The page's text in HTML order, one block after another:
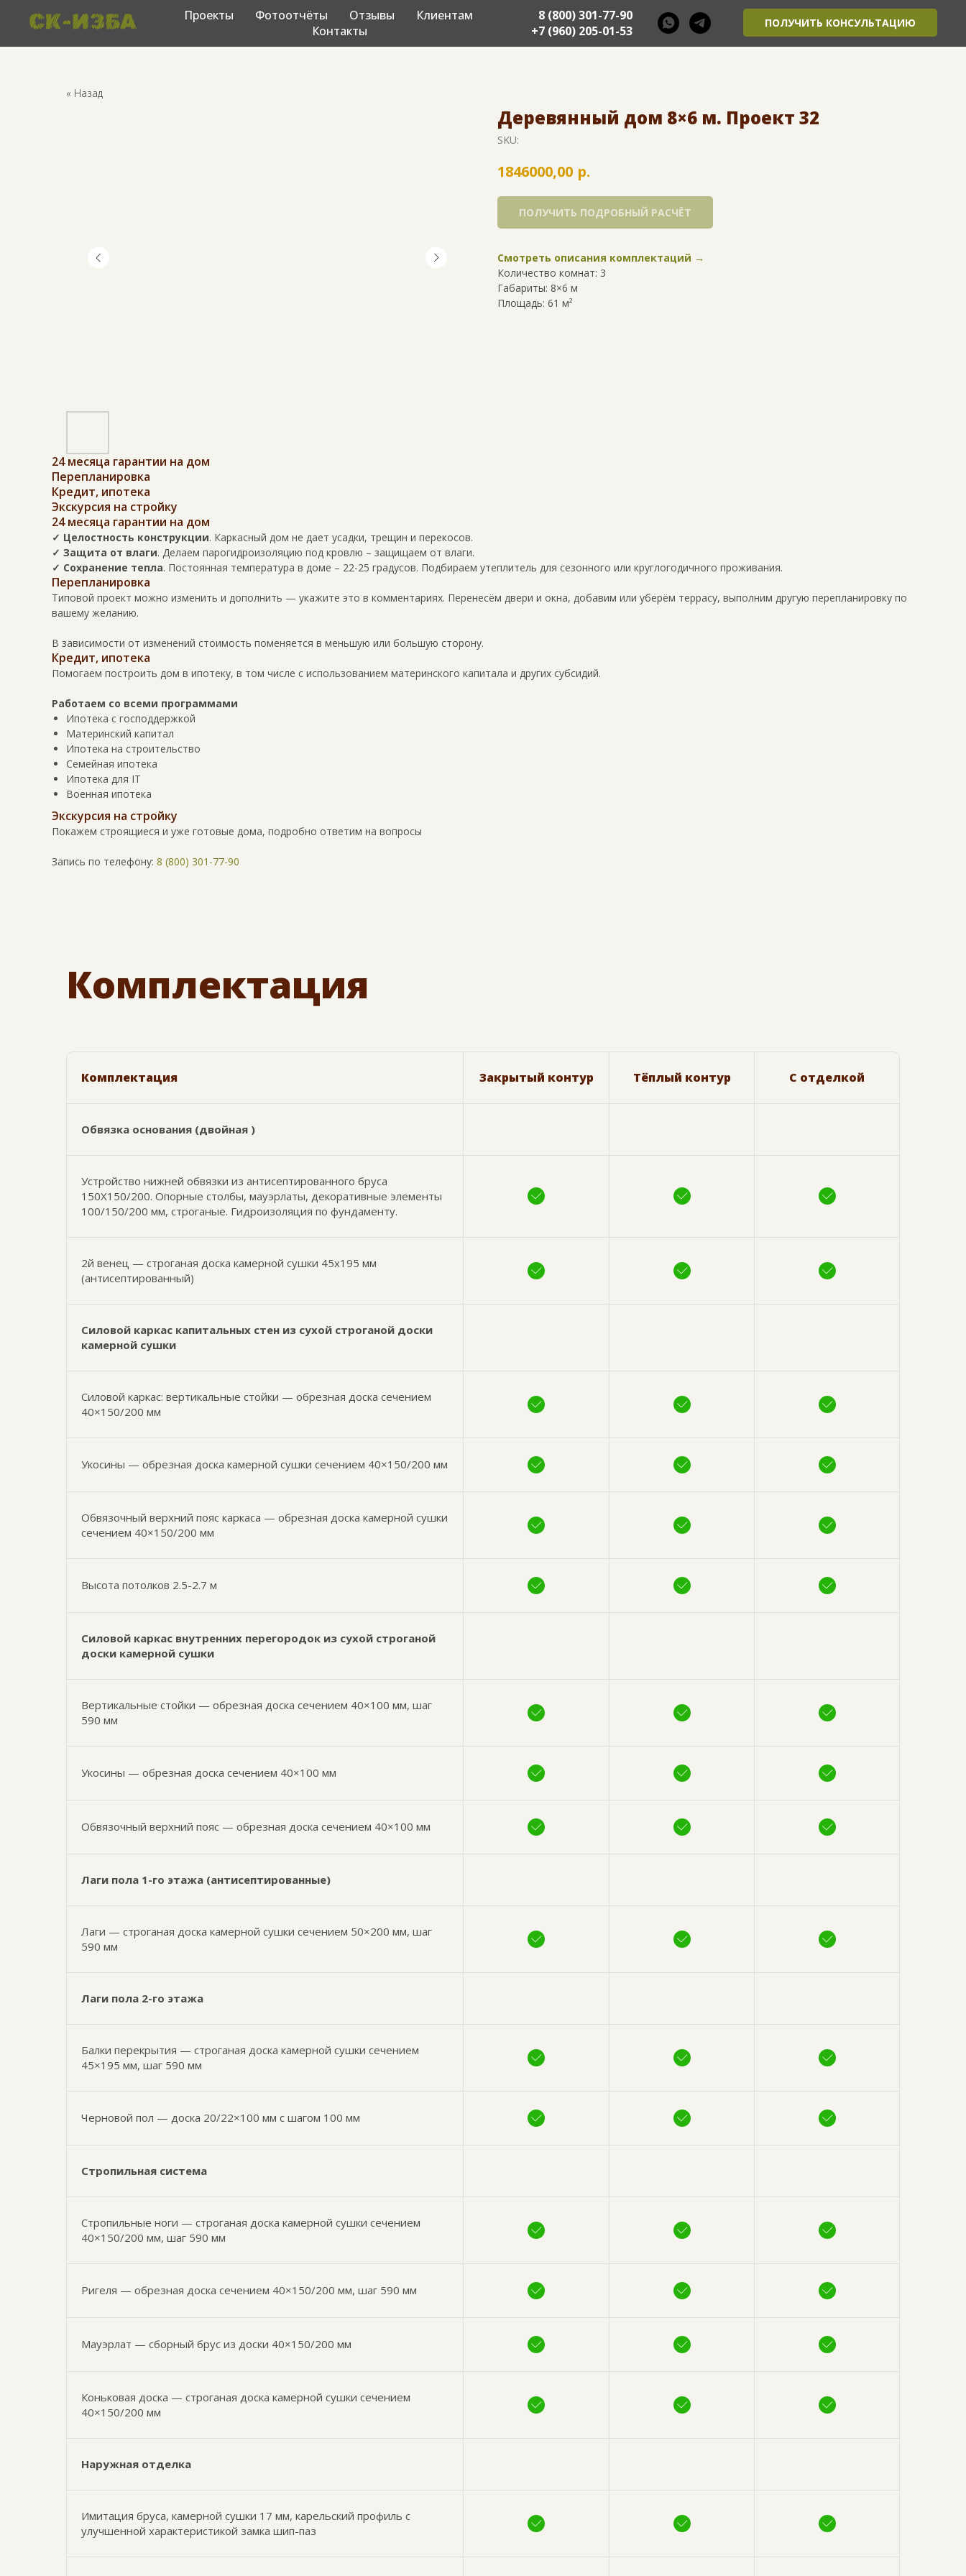
Проекты Фотоотчёты Отзывы
Клиентам
Контакты
8 (800) 301-77-90
+7 (960) 205-01-53
ПОЛУЧИТЬ КОНСУЛЬТАЦИЮ
« Назад
Деревянный дом 8×6 м. Проект 32
SKU:
1846000,00 р.
ПОЛУЧИТЬ ПОДРОБНЫЙ РАСЧЁТ
Смотреть описания комплектаций →
Количество комнат: 3
Габариты: 8×6 м
Площадь: 61 м²
24 месяца гарантии на дом
Перепланировка
Кредит, ипотека
Экскурсия на стройку
24 месяца гарантии на дом
✓ Целостность конструкции. Каркасный дом не дает усадки, трещин и перекосов.
✓ Защита от влаги. Делаем парогидроизоляцию под кровлю – защищаем от влаги.
✓ Сохранение тепла. Постоянная температура в доме – 22-25 градусов. Подбираем утеплитель для сезонного или круглогодичного проживания.
Перепланировка
Типовой проект можно изменить и дополнить — укажите это в комментариях. Перенесём двери и окна, добавим или уберём террасу, выполним другую перепланировку по
вашему желанию.
В зависимости от изменений стоимость поменяется в меньшую или большую сторону.
Кредит, ипотека
Помогаем построить дом в ипотеку, в том числе с использованием материнского капитала и других субсидий.
Работаем со всеми программами
Ипотека с господдержкой
Материнский капитал
Ипотека на строительство
Семейная ипотека
Ипотека для IT
Военная ипотека
Экскурсия на стройку
Покажем строящиеся и уже готовые дома, подробно ответим на вопросы
Запись по телефону: 8 (800) 301-77-90
Комплектация
Комплектация Закрытый контур Тёплый контур С отделкой
Обвязка основания (двойная )
Устройство нижней обвязки из антисептированного бруса
150Х150/200. Опорные столбы, мауэрлаты, декоративные элементы
100/150/200 мм, строганые. Гидроизоляция по фундаменту.
2й венец — строганая доска камерной сушки 45х195 мм
(антисептированный)
Силовой каркас капитальных стен из сухой строганой доски
камерной сушки
Силовой каркас: вертикальные стойки — обрезная доска сечением
40×150/200 мм
Укосины — обрезная доска камерной сушки сечением 40×150/200 мм
Обвязочный верхний пояс каркаса — обрезная доска камерной сушки
сечением 40×150/200 мм
Высота потолков 2.5-2.7 м
Силовой каркас внутренних перегородок из сухой строганой
доски камерной сушки
Вертикальные стойки — обрезная доска сечением 40×100 мм, шаг
590 мм
Укосины — обрезная доска сечением 40×100 мм
Обвязочный верхний пояс — обрезная доска сечением 40×100 мм
Лаги пола 1-го этажа (антисептированные)
Лаги — строганая доска камерной сушки сечением 50×200 мм, шаг
590 мм
Лаги пола 2-го этажа
Балки перекрытия — строганая доска камерной сушки сечением
45×195 мм, шаг 590 мм
Черновой пол — доска 20/22×100 мм с шагом 100 мм
Стропильная система
Стропильные ноги — строганая доска камерной сушки сечением
40×150/200 мм, шаг 590 мм
Ригеля — обрезная доска сечением 40×150/200 мм, шаг 590 мм
Мауэрлат — сборный брус из доски 40×150/200 мм
Коньковая доска — строганая доска камерной сушки сечением
40×150/200 мм
Наружная отделка
Имитация бруса, камерной сушки 17 мм, карельский профиль с
улучшенной характеристикой замка шип-паз